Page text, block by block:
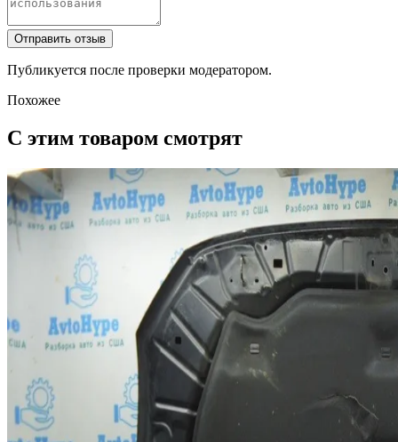
Отправить отзыв
Публикуется после проверки модератором.
Похожее
С этим товаром смотрят